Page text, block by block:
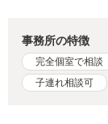
事務所の特徴
完全個室で相談
子連れ相談可